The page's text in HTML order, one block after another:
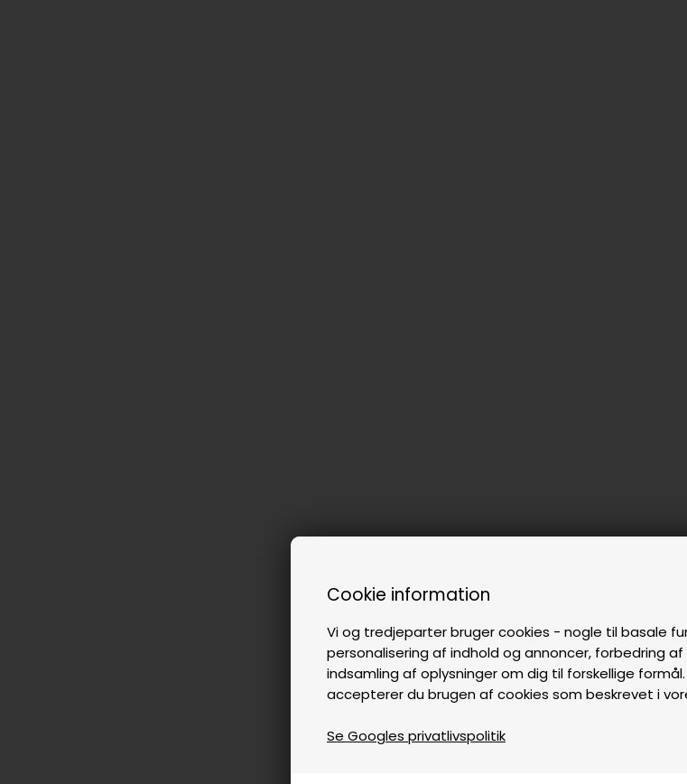
Cookie information
Vi og tredjeparter bruger cookies - nogle til basale
personalisering af indhold og annoncer, forbedring
indsamling af oplysninger om dig til forskellige
accepterer du brugen af cookies som beskrevet i
Se Googles privatlivspolitik